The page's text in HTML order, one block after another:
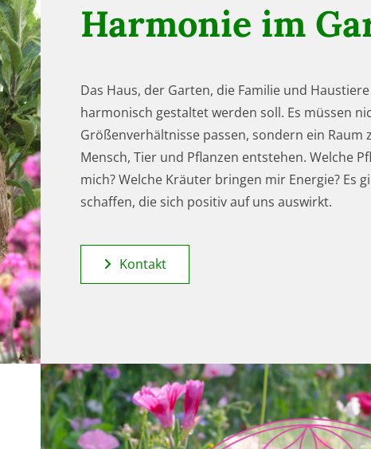
Harmonie im
Das Haus, der Garten, die Familie und
harmonisch gestaltet werden soll. Es müssen
Größenverhältnisse passen, sondern ein Raum
Mensch, Tier und Pflanzen entstehen. Welche
mich? Welche Kräuter bringen mir Energie? Es
schaffen, die sich positiv auf uns auswirkt.
Kontakt